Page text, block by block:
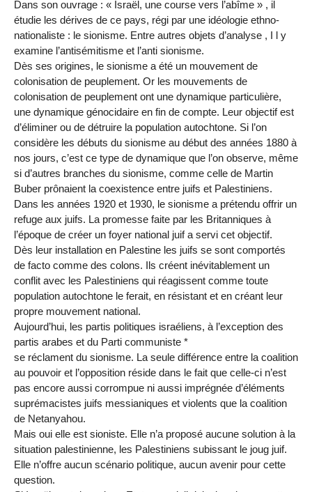
Dans son ouvrage : « Israël, une course vers l’abîme » , il
étudie les dérives de ce pays, régi par une idéologie ethno-
nationaliste : le sionisme. Entre autres objets d’analyse , I l y
examine l’antisémitisme et l’anti sionisme.
Dès ses origines, le sionisme a été un mouvement de
colonisation de peuplement. Or les mouvements de
colonisation de peuplement ont une dynamique particulière,
une dynamique génocidaire en fin de compte. Leur objectif est
d’éliminer ou de détruire la population autochtone. Si l’on
considère les débuts du sionisme au début des années 1880 à
nos jours, c’est ce type de dynamique que l’on observe, même
si d’autres branches du sionisme, comme celle de Martin
Buber prônaient la coexistence entre juifs et Palestiniens.
Dans les années 1920 et 1930, le sionisme a prétendu offrir un
refuge aux juifs. La promesse faite par les Britanniques à
l’époque de créer un foyer national juif a servi cet objectif.
Dès leur installation en Palestine les juifs se sont comportés
de facto comme des colons. Ils créent inévitablement un
conflit avec les Palestiniens qui réagissent comme toute
population autochtone le ferait, en résistant et en créant leur
propre mouvement national.
Aujourd’hui, les partis politiques israéliens, à l’exception des
partis arabes et du Parti communiste *
se réclament du sionisme. La seule différence entre la coalition
au pouvoir et l’opposition réside dans le fait que celle-ci n’est
pas encore aussi corrompue ni aussi imprégnée d’éléments
suprémacistes juifs messianiques et violents que la coalition
de Netanyahou.
Mais oui elle est sioniste. Elle n’a proposé aucune solution à la
situation palestinienne, les Palestiniens subissant le joug juif.
Elle n’offre aucun scénario politique, aucun avenir pour cette
question.